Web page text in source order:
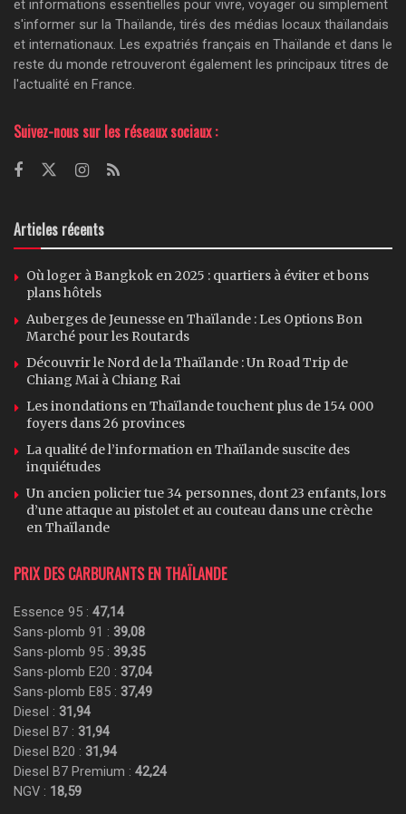
et informations essentielles pour vivre, voyager ou simplement
s'informer sur la Thaïlande, tirés des médias locaux thaïlandais
et internationaux. Les expatriés français en Thaïlande et dans le
reste du monde retrouveront également les principaux titres de
l'actualité en France.
Suivez-nous sur les réseaux sociaux :
Articles récents
Où loger à Bangkok en 2025 : quartiers à éviter et bons
plans hôtels
Auberges de Jeunesse en Thaïlande : Les Options Bon
Marché pour les Routards
Découvrir le Nord de la Thaïlande : Un Road Trip de
Chiang Mai à Chiang Rai
Les inondations en Thaïlande touchent plus de 154 000
foyers dans 26 provinces
La qualité de l’information en Thaïlande suscite des
inquiétudes
Un ancien policier tue 34 personnes, dont 23 enfants, lors
d’une attaque au pistolet et au couteau dans une crèche
en Thaïlande
PRIX DES CARBURANTS EN THAÏLANDE
Essence 95 : 47,14
Sans-plomb 91 : 39,08
Sans-plomb 95 : 39,35
Sans-plomb E20 : 37,04
Sans-plomb E85 : 37,49
Diesel : 31,94
Diesel B7 : 31,94
Diesel B20 : 31,94
Diesel B7 Premium : 42,24
NGV : 18,59